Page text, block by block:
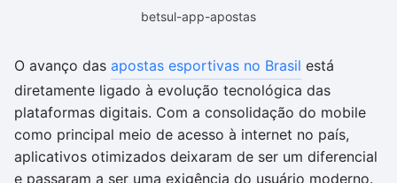
betsul-app-apostas
O avanço das apostas esportivas no Brasil está
diretamente ligado à evolução tecnológica das
plataformas digitais. Com a consolidação do mobile
como principal meio de acesso à internet no país,
aplicativos otimizados deixaram de ser um diferencial
e passaram a ser uma exigência do usuário moderno.